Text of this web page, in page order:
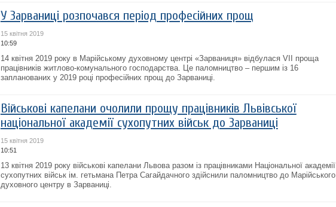
У Зарваниці розпочався період професійних прощ
15 квітня 2019
10:59
14 квітня 2019 року в Марійському духовному центрі «Зарваниця» відбулася VII проща
працівників житлово-комунального господарства. Це паломництво – першим із 16
запланованих у 2019 році професійних прощ до Зарваниці.
Військові капелани очолили прощу працівників Львівської
національної академії сухопутних військ до Зарваниці
15 квітня 2019
10:51
13 квітня 2019 року військові капелани Львова разом із працівниками Національної академії
сухопутних військ ім. гетьмана Петра Сагайдачного здійснили паломництво до Марійського
духовного центру в Зарваниці.